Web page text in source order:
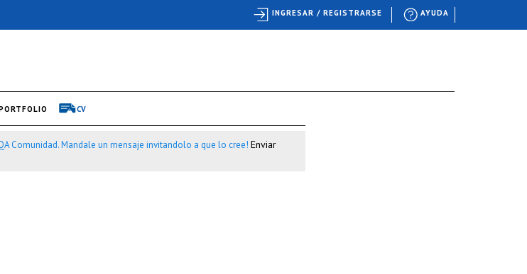
CV
Comunidad. Mandale un mensaje invitandolo a que lo cree! Enviar
AYUDA
INGRESAR / REGISTRARSE